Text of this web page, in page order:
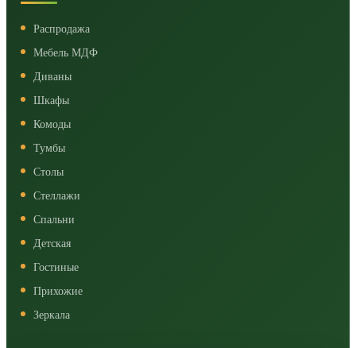
Распродажа
Мебель МДФ
Диваны
Шкафы
Комоды
Тумбы
Столы
Стеллажи
Спальни
Детская
Гостиные
Прихожие
Зеркала